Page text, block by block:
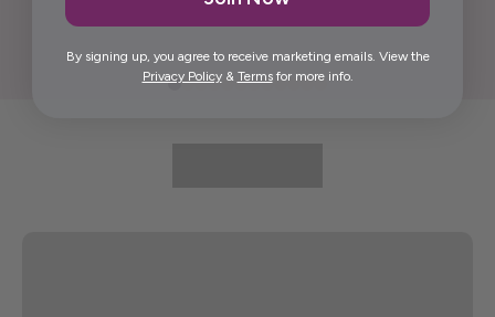
By signing up, you agree to receive marketing emails. View the
Privacy Policy& Termsfor more info.